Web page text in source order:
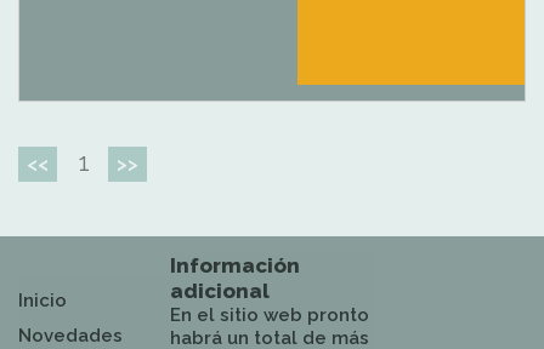
<< 1 >>
Inicio
Novedades
Información
adicional
En el sitio web pronto
habrá un total de más